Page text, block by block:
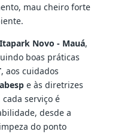
mau cheiro forte
Novo - Mauá,
boas práticas
, aos cuidados
e às diretrizes
cada serviço é
desde a
do ponto